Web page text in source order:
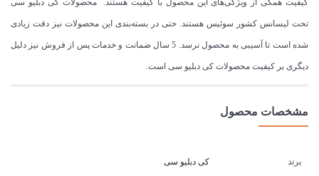
تحت لیسانس کشور سوئیس هستند. حتی در بسته‌بندی این محصولات نیز دقت زیادی
شده است تا آسیبی به محصول نرسد. 5 سال ضمانت و خدمات پس از فروش نیز دلیل
دیگری بر کیفیت محصولات کی دبلیو سی است.
مشخصات محصول
برند کی دبلیو سی